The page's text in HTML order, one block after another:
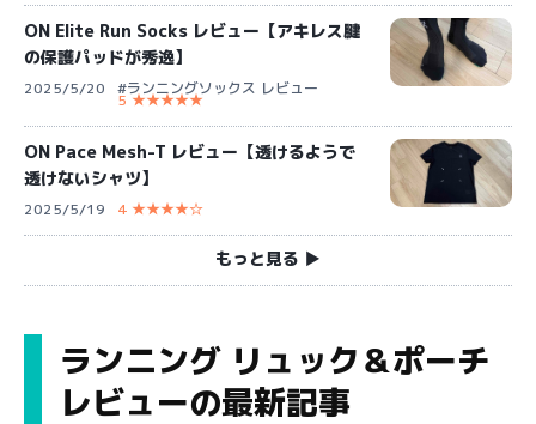
ON Elite Run Socks レビュー【アキレス腱
の保護パッドが秀逸】
2025/5/20 #ランニングソックス レビュー
5 ★★★★★
ON Pace Mesh-T レビュー【透けるようで
透けないシャツ】
2025/5/19 4 ★★★★☆
もっと見る ▶︎
ランニング リュック＆ポーチ
レビューの最新記事